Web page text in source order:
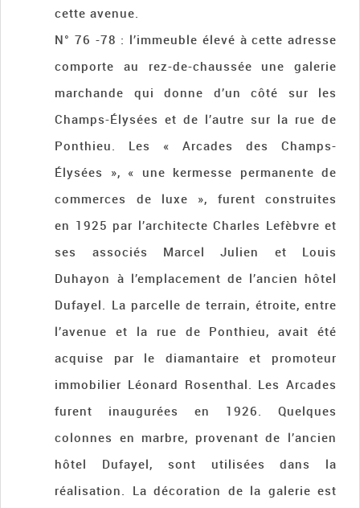
cette avenue.
N° 76 -78 : l’immeuble élevé à cette adresse
comporte au rez-de-chaussée une galerie
marchande qui donne d’un côté sur les
Champs-Élysées et de l’autre sur la rue de
Ponthieu. Les « Arcades des Champs-
Élysées », « une kermesse permanente de
commerces de luxe », furent construites
en 1925 par l’architecte Charles Lefèbvre et
ses associés Marcel Julien et Louis
Duhayon à l’emplacement de l’ancien hôtel
Dufayel. La parcelle de terrain, étroite, entre
l’avenue et la rue de Ponthieu, avait été
acquise par le diamantaire et promoteur
immobilier Léonard Rosenthal. Les Arcades
furent inaugurées en 1926. Quelques
colonnes en marbre, provenant de l’ancien
hôtel Dufayel, sont utilisées dans la
réalisation. La décoration de la galerie est